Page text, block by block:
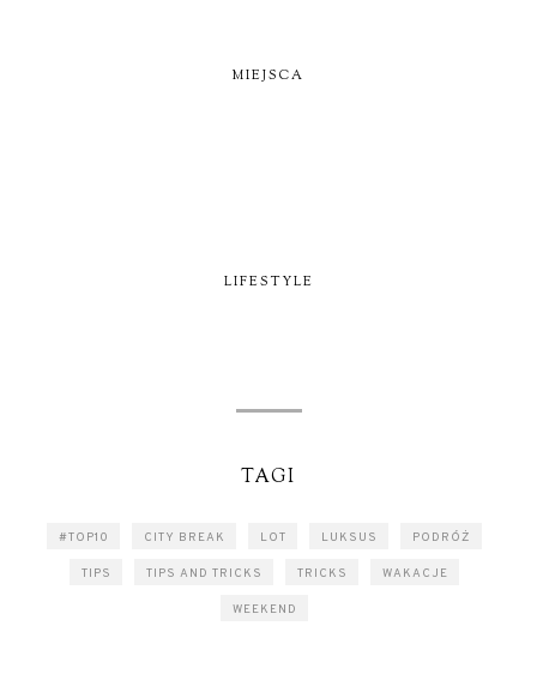
MIEJSCA
LIFESTYLE
TAGI
#TOP10 CITY BREAK LOT LUKSUS PODRÓŻ
TIPS TIPS AND TRICKS TRICKS WAKACJE
WEEKEND